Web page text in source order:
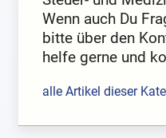
Wenn auch Du
bitte über den
helfe gerne und
alle Artikel dieser